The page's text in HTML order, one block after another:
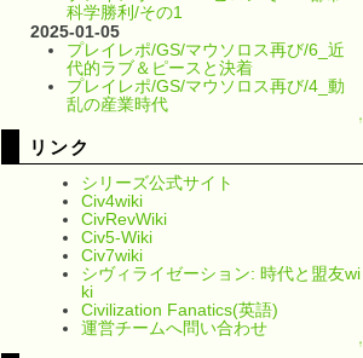
科学勝利/その1
2025-01-05
プレイレポ/GS/マウソロス再び/6_近
代的ラブ＆ピースと決着
プレイレポ/GS/マウソロス再び/4_動
乱の産業時代
↑
リンク
シリーズ公式サイト
Civ4wiki
CivRevWiki
Civ5-Wiki
Civ7wiki
シヴィライゼーション: 時代と盟友wi
ki
Civilization Fanatics(英語)
運営チームへ問い合わせ
↑